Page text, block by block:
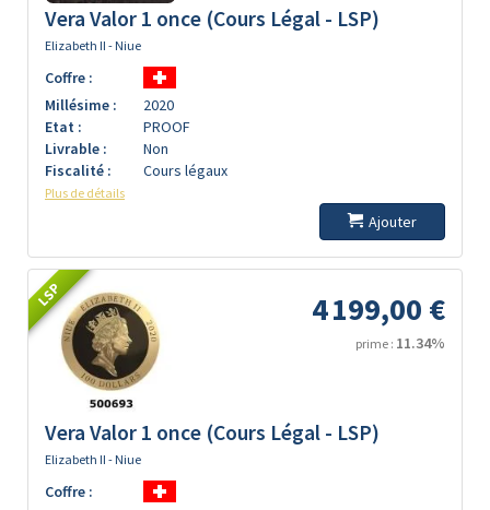
Vera Valor 1 once (Cours Légal - LSP)
Elizabeth II - Niue
Coffre :
Millésime :
2020
Etat :
PROOF
Livrable :
Non
Fiscalité :
Cours légaux
Plus de détails
Ajouter
LSP 4 199,00 €
prime : 11.34%
Vera Valor 1 once (Cours Légal - LSP)
Elizabeth II - Niue
Coffre :